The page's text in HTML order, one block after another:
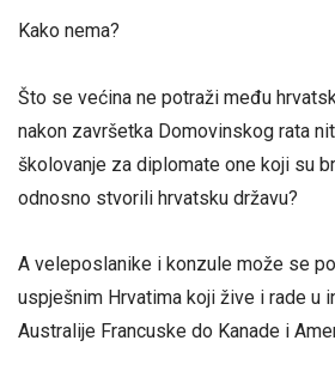
Kako nema?
Što se većina ne potraži među
nakon završetka Domovinskog rata
školovanje za diplomate one koji su
odnosno stvorili hrvatsku državu?
A veleposlanike i konzule može se
uspješnim Hrvatima koji žive i rade u
Australije Francuske do Kanade i